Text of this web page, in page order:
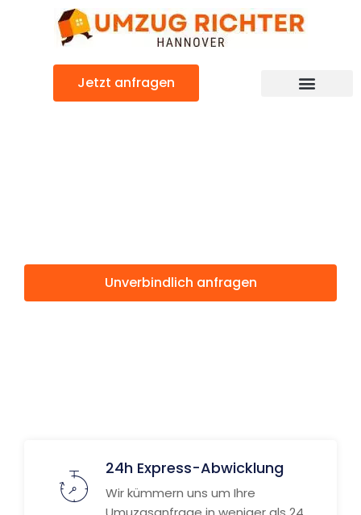
Jetzt anfragen
Unverbindlich anfragen
24h Express-Abwicklung
Wir kümmern uns um Ihre